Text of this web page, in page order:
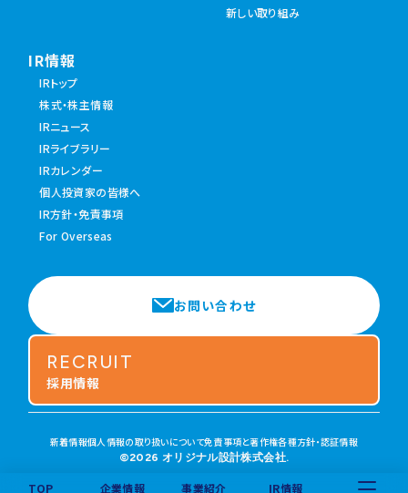
TOP 企業情報 事業紹介 IR情報
新しい取り組み
IR情報
IRトップ
株式・株主情報
IRニュース
IRライブラリー
IRカレンダー
個人投資家の皆様へ
IR方針・免責事項
For Overseas
お問い合わせ
RECRUIT
採用情報
新着情報個人情報の取り扱いについて免責事項と著作権各種方針・認証情報
©2026 オリジナル設計株式会社.